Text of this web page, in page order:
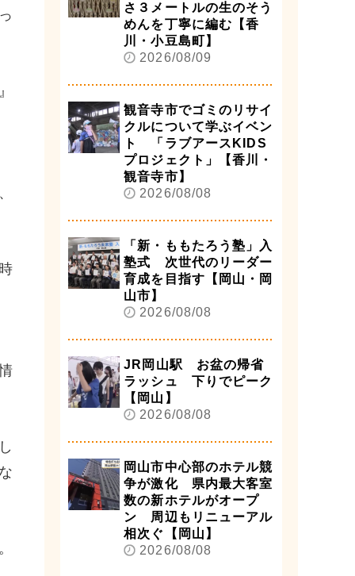
さ３メートルの生のそう
めんを丁寧に編む【香
川・小豆島町】
2026/08/09
観音寺市でゴミのリサイ
クルについて学ぶイベン
ト 「ラブアースKIDS
プロジェクト」【香川・
観音寺市】
2026/08/08
「新・ももたろう塾」入
塾式 次世代のリーダー
育成を目指す【岡山・岡
山市】
2026/08/08
JR岡山駅 お盆の帰省
ラッシュ 下りでピーク
【岡山】
2026/08/08
岡山市中心部のホテル競
争が激化 県内最大客室
数の新ホテルがオープ
ン 周辺もリニューアル
相次ぐ【岡山】
2026/08/08